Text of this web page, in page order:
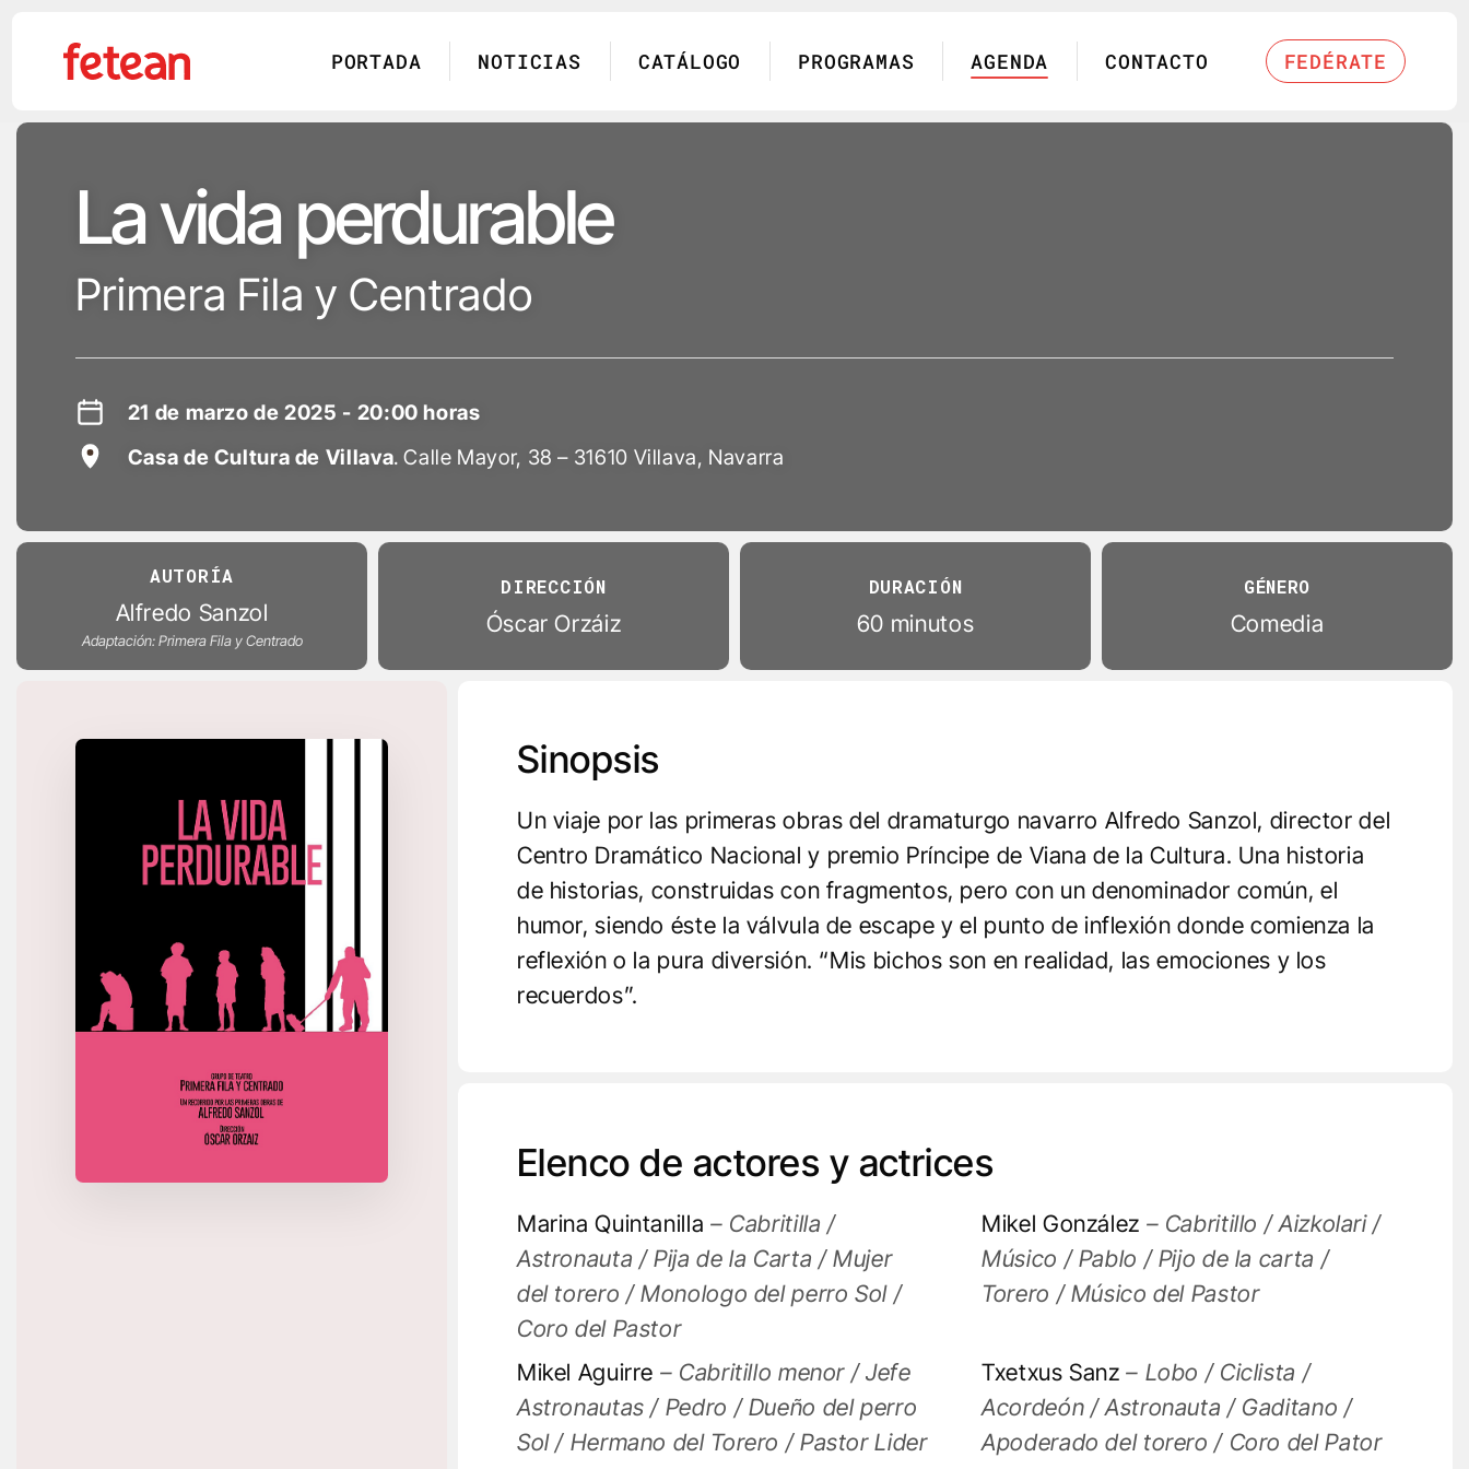
PORTADA NOTICIAS CATÁLOGO PROGRAMAS AGENDA CONTACTO FEDÉRATE
Skip
La vida perdurable
Primera Fila y Centrado
21 de marzo de 2025 - 20:00 horas
Casa de Cultura de Villava. Calle Mayor, 38 – 31610 Villava, Navarra
AUTORÍA
Alfredo Sanzol
Adaptación: Primera Fila y Centrado
DIRECCIÓN
Óscar Orzáiz
DURACIÓN
60 minutos
GÉNERO
Comedia
Sinopsis
Un viaje por las primeras obras del dramaturgo navarro Alfredo Sanzol, director del
Centro Dramático Nacional y premio Príncipe de Viana de la Cultura. Una historia
de historias, construidas con fragmentos, pero con un denominador común, el
humor, siendo éste la válvula de escape y el punto de inflexión donde comienza la
reflexión o la pura diversión. “Mis bichos son en realidad, las emociones y los
recuerdos”.
Elenco de actores y actrices
Marina Quintanilla – Cabritilla /
Astronauta / Pija de la Carta / Mujer
del torero / Monologo del perro Sol /
Coro del Pastor
Mikel González – Cabritillo / Aizkolari /
Músico / Pablo / Pijo de la carta /
Torero / Músico del Pastor
Mikel Aguirre – Cabritillo menor / Jefe
Astronautas / Pedro / Dueño del perro
Sol / Hermano del Torero / Pastor Lider
Txetxus Sanz – Lobo / Ciclista /
Acordeón / Astronauta / Gaditano /
Apoderado del torero / Coro del Pator